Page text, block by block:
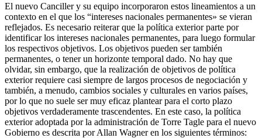
El nuevo Canciller y su equipo incorporaron estos lineamientos a un
contexto en el que los “intereses nacionales permanentes» se vieran
reflejados. Es necesario reiterar que la política exterior parte por
identificar los intereses nacionales permanentes, para luego formular
los respectivos objetivos. Los objetivos pueden ser también
permanentes, o tener un horizonte temporal dado. No hay que
olvidar, sin embargo, que la realización de objetivos de política
exterior requiere casi siempre de largos procesos de negociación y
también, a menudo, cambios sociales y culturales en varios países,
por lo que no suele ser muy eficaz plantear para el corto plazo
objetivos verdaderamente trascendentes. En este caso, la política
exterior adoptada por la administración de Torre Tagle para el nuevo
Gobierno es descrita por Allan Wagner en los siguientes términos: